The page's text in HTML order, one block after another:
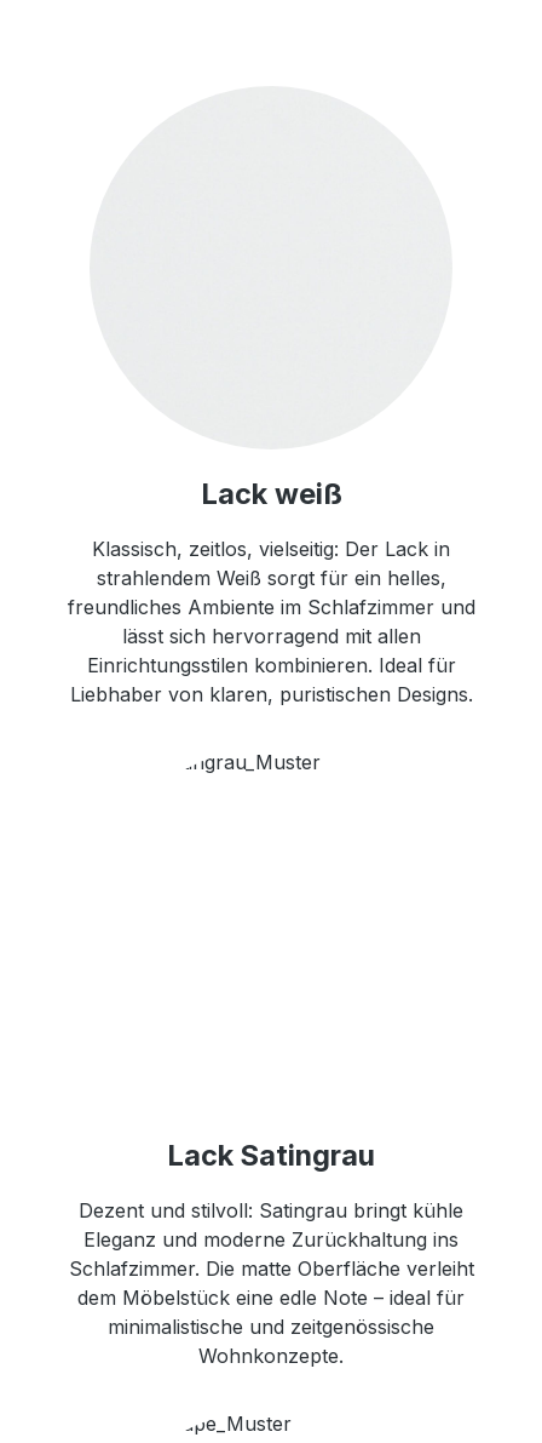
Lack weiß
Klassisch, zeitlos, vielseitig: Der Lack in
strahlendem Weiß sorgt für ein helles,
freundliches Ambiente im Schlafzimmer und
lässt sich hervorragend mit allen
Einrichtungsstilen kombinieren. Ideal für
Liebhaber von klaren, puristischen Designs.
Lack Satingrau
Dezent und stilvoll: Satingrau bringt kühle
Eleganz und moderne Zurückhaltung ins
Schlafzimmer. Die matte Oberfläche verleiht
dem Möbelstück eine edle Note – ideal für
minimalistische und zeitgenössische
Wohnkonzepte.